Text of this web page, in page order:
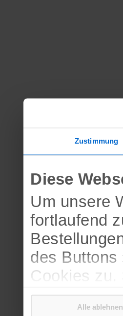
Zustimmung
Diese
Um unsere
fortlaufend
des Buttons
Cookies zu.
Alle ablehnen